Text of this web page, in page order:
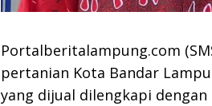
Portalberitalampung.com
pertanian Kota Bandar
yang dijual dilengkapi